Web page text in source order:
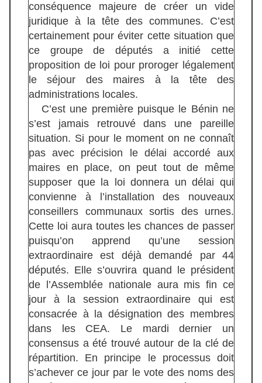
conséquence majeure de créer un vide
juridique à la tête des communes. C’est
certainement pour éviter cette situation que
ce groupe de députés a initié cette
proposition de loi pour proroger légalement
le séjour des maires à la tête des
administrations locales.
C’est une première puisque le Bénin ne
s’est jamais retrouvé dans une pareille
situation. Si pour le moment on ne connaît
pas avec précision le délai accordé aux
maires en place, on peut tout de même
supposer que la loi donnera un délai qui
convienne à l’installation des nouveaux
conseillers communaux sortis des urnes.
Cette loi aura toutes les chances de passer
puisqu’on apprend qu’une session
extraordinaire est déjà demandé par 44
députés. Elle s’ouvrira quand le président
de l’Assemblée nationale aura mis fin ce
jour à la session extraordinaire qui est
consacrée à la désignation des membres
dans les CEA. Le mardi dernier un
consensus a été trouvé autour de la clé de
répartition. En principe le processus doit
s’achever ce jour par le vote des noms des